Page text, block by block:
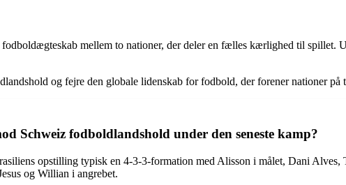
mellem to nationer, der deler en fælles kærlighed til spillet.
og fejre den globale lidenskab for fodbold, der forener nationer
Schweiz fodboldlandshold under den seneste kamp?
opstilling typisk en 4-3-3-formation med Alisson i målet, Dani
og Willian i angrebet.